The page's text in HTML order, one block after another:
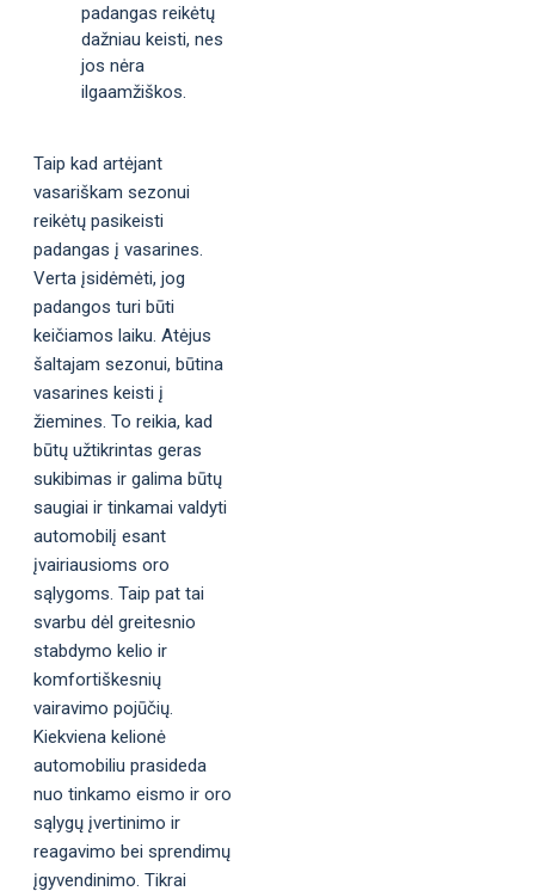
padangas reikėtų
dažniau keisti, nes
jos nėra
ilgaamžiškos.
Taip kad artėjant
vasariškam sezonui
reikėtų pasikeisti
padangas į vasarines.
Verta įsidėmėti, jog
padangos turi būti
keičiamos laiku. Atėjus
šaltajam sezonui, būtina
vasarines keisti į
žiemines. To reikia, kad
būtų užtikrintas geras
sukibimas ir galima būtų
saugiai ir tinkamai valdyti
automobilį esant
įvairiausioms oro
sąlygoms. Taip pat tai
svarbu dėl greitesnio
stabdymo kelio ir
komfortiškesnių
vairavimo pojūčių.
Kiekviena kelionė
automobiliu prasideda
nuo tinkamo eismo ir oro
sąlygų įvertinimo ir
reagavimo bei sprendimų
įgyvendinimo. Tikrai